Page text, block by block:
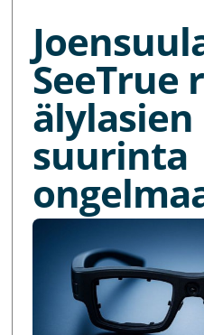
SeeTrue
älylasien
suurinta